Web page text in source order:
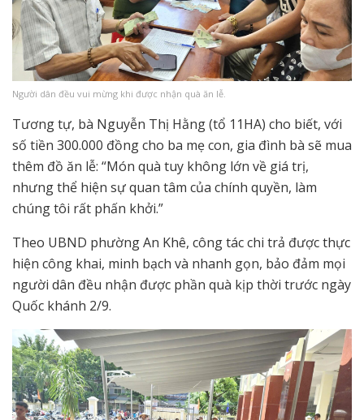
Người dân đều vui mừng khi được nhận quà ăn lễ.
Tương tự, bà Nguyễn Thị Hằng (tổ 11HA) cho biết, với
số tiền 300.000 đồng cho ba mẹ con, gia đình bà sẽ mua
thêm đồ ăn lễ: “Món quà tuy không lớn về giá trị,
nhưng thể hiện sự quan tâm của chính quyền, làm
chúng tôi rất phấn khởi.”
Theo UBND phường An Khê, công tác chi trả được thực
hiện công khai, minh bạch và nhanh gọn, bảo đảm mọi
người dân đều nhận được phần quà kịp thời trước ngày
Quốc khánh 2/9.